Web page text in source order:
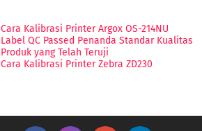
Cara Kalibrasi Printer Argox OS-214NU
Label QC Passed Penanda Standar Kualitas
Produk yang Telah Teruji
Cara Kalibrasi Printer Zebra ZD230